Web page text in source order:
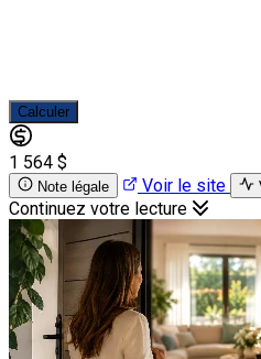
Calculer
1 564 $
Note légale Voir le site
Continuez votre lecture